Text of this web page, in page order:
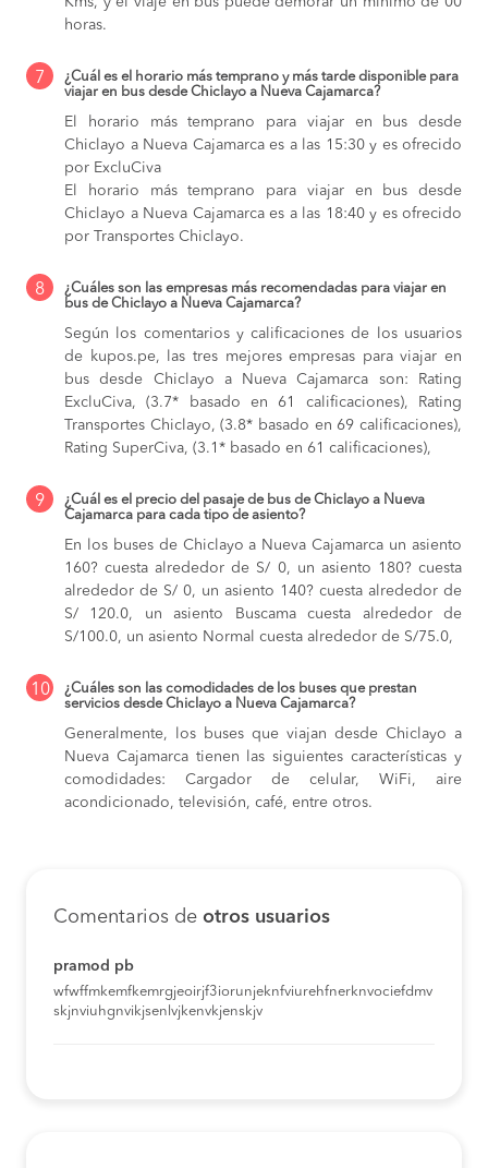
horas.
7
¿Cuál es el horario más temprano y más tarde disponible para
viajar en bus desde Chiclayo a Nueva Cajamarca?
El horario más temprano para viajar en bus desde
Chiclayo a Nueva Cajamarca es a las 15:30 y es ofrecido
por ExcluCiva
El horario más temprano para viajar en bus desde
Chiclayo a Nueva Cajamarca es a las 18:40 y es ofrecido
por Transportes Chiclayo.
8
¿Cuáles son las empresas más recomendadas para viajar en
bus de Chiclayo a Nueva Cajamarca?
Según los comentarios y calificaciones de los usuarios
de kupos.pe, las tres mejores empresas para viajar en
bus desde Chiclayo a Nueva Cajamarca son: Rating
ExcluCiva, (3.7* basado en 61 calificaciones), Rating
Transportes Chiclayo, (3.8* basado en 69 calificaciones),
Rating SuperCiva, (3.1* basado en 61 calificaciones),
9
¿Cuál es el precio del pasaje de bus de Chiclayo a Nueva
Cajamarca para cada tipo de asiento?
En los buses de Chiclayo a Nueva Cajamarca un asiento
160? cuesta alrededor de S/ 0, un asiento 180? cuesta
alrededor de S/ 0, un asiento 140? cuesta alrededor de
S/ 120.0, un asiento Buscama cuesta alrededor de
S/100.0, un asiento Normal cuesta alrededor de S/75.0,
10
¿Cuáles son las comodidades de los buses que prestan
servicios desde Chiclayo a Nueva Cajamarca?
Generalmente, los buses que viajan desde Chiclayo a
Nueva Cajamarca tienen las siguientes características y
comodidades: Cargador de celular, WiFi, aire
acondicionado, televisión, café, entre otros.
Comentarios de otros usuarios
pramod pb
wfwffmkemfkemrgjeoirjf3iorunjeknfviurehfnerknvociefdmv
skjnviuhgnvikjsenlvjkenvkjenskjv